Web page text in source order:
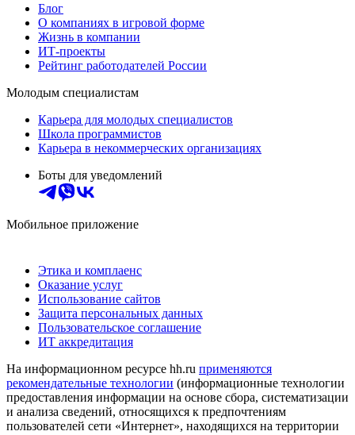
Блог
О компаниях в игровой форме
Жизнь в компании
ИТ-проекты
Рейтинг работодателей России
Молодым специалистам
Карьера для молодых специалистов
Школа программистов
Карьера в некоммерческих организациях
Боты для уведомлений
Мобильное приложение
Этика и комплаенс
Оказание услуг
Использование сайтов
Защита персональных данных
Пользовательское соглашение
ИТ аккредитация
На информационном ресурсе hh.ru применяются
рекомендательные технологии (информационные технологии
предоставления информации на основе сбора, систематизации
и анализа сведений, относящихся к предпочтениям
пользователей сети «Интернет», находящихся на территории